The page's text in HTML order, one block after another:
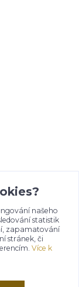
našeho
statistik
zapamatování
stránek, či
Více k